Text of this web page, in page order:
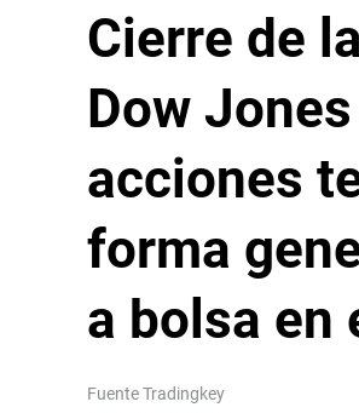
Cierre de
Dow
acciones
forma
a bolsa en
FuenteTradingkey